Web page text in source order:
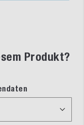
Produkt?